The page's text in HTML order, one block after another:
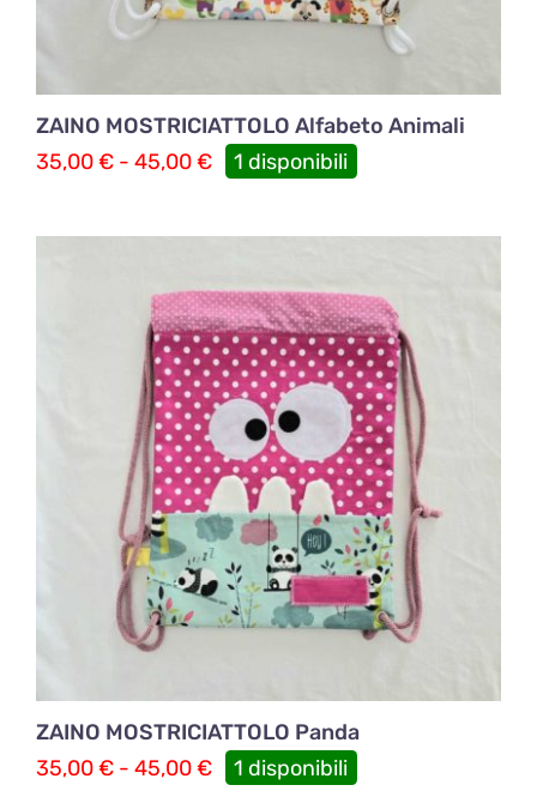
ZAINO MOSTRICIATTOLO Alfabeto Animali
35,00€ - 45,00€Fascia
di
da
a
45,00 €
1 disponibili
ZAINO MOSTRICIATTOLO Panda
35,00€ - 45,00€Fascia
1 disponibili